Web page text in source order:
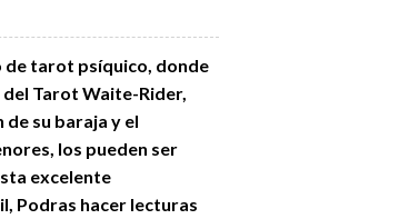
de tarot psíquico, donde
Tarot Waite-Rider,
su baraja y el
los pueden ser
excelente
Podras hacer lecturas